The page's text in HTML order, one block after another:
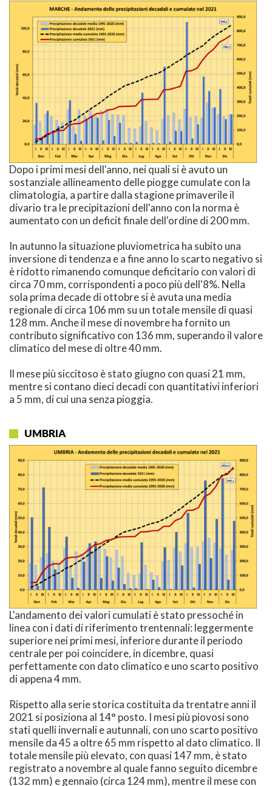
Dopo i primi mesi dell'anno, nei quali si è avuto un
sostanziale allineamento delle piogge cumulate con la
climatologia, a partire dalla stagione primaverile il
divario tra le precipitazioni dell'anno con la norma è
aumentato con un deficit finale dell'ordine di 200 mm.
In autunno la situazione pluviometrica ha subito una
inversione di tendenza e a fine anno lo scarto negativo si
è ridotto rimanendo comunque deficitario con valori di
circa 70 mm, corrispondenti a poco più dell'8%. Nella
sola prima decade di ottobre si è avuta una media
regionale di circa 106 mm su un totale mensile di quasi
128 mm. Anche il mese di novembre ha fornito un
contributo significativo con 136 mm, superando il valore
climatico del mese di oltre 40 mm.
Il mese più siccitoso è stato giugno con quasi 21 mm,
mentre si contano dieci decadi con quantitativi inferiori
a 5 mm, di cui una senza pioggia.
UMBRIA
L'andamento dei valori cumulati è stato pressoché in
linea con i dati di riferimento trentennali: leggermente
superiore nei primi mesi, inferiore durante il periodo
centrale per poi coincidere, in dicembre, quasi
perfettamente con dato climatico e uno scarto positivo
di appena 4 mm.
Rispetto alla serie storica costituita da trentatre anni il
2021 si posiziona al 14° posto. I mesi più piovosi sono
stati quelli invernali e autunnali, con uno scarto positivo
mensile da 45 a oltre 65 mm rispetto al dato climatico. Il
totale mensile più elevato, con quasi 147 mm, è stato
registrato a novembre al quale fanno seguito dicembre
(132 mm) e gennaio (circa 124 mm), mentre il mese con